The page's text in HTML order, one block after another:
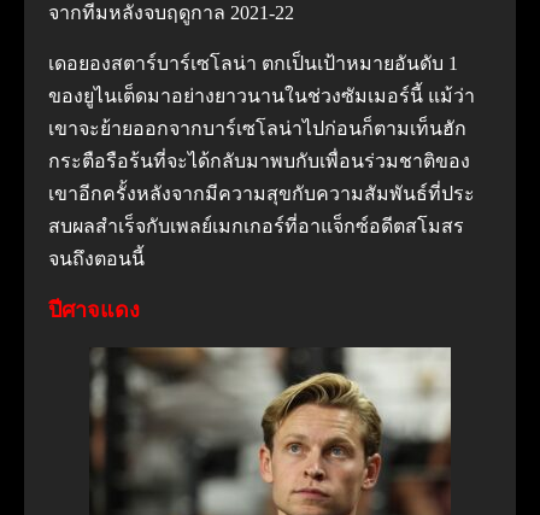
จากทีมหลังจบฤดูกาล 2021-22
เดอยองสตาร์บาร์เซโลน่า ตกเป็นเป้าหมายอันดับ 1
ของยูไนเต็ดมาอย่างยาวนานในช่วงซัมเมอร์นี้ แม้ว่า
เขาจะย้ายออกจากบาร์เซโลน่าไปก่อนก็ตามเท็นฮัก
กระตือรือร้นที่จะได้กลับมาพบกับเพื่อนร่วมชาติของ
เขาอีกครั้งหลังจากมีความสุขกับความสัมพันธ์ที่ประ
สบผลสําเร็จกับเพลย์เมกเกอร์ที่อาแจ็กซ์อดีตสโมสร
จนถึงตอนนี้
ปีศาจแดง